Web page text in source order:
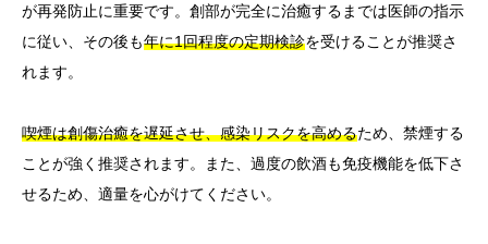
が再発防止に重要です。創部が完全に治癒するまでは医師の指示
に従い、その後も年に1回程度の定期検診を受けることが推奨さ
れます。
喫煙は創傷治癒を遅延させ、感染リスクを高めるため、禁煙する
ことが強く推奨されます。また、過度の飲酒も免疫機能を低下さ
せるため、適量を心がけてください。